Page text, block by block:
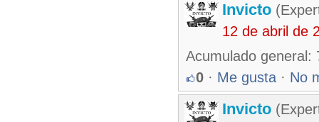
Invicto
12 de abril de
Acumulado general:
0 · Me gusta · No
Invicto